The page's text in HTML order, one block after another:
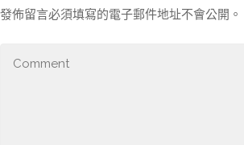
發佈留言必須填寫的電子郵件地址不會公開。